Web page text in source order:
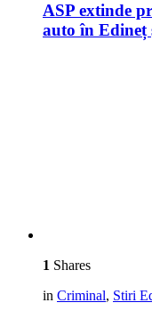
ASP extinde
auto în Edineț
1 Shares
in Criminal, Stiri